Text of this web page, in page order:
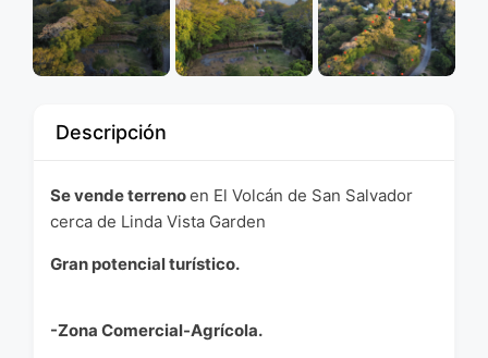
Descripción
Se vende terrenoen El Volcán de San Salvador
cerca de Linda Vista Garden
Gran potencial turístico.
-Zona Comercial-Agrícola.